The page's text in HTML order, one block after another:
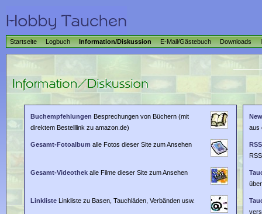
Startseite Logbuch Information/Diskussion E-Mail/Gästebuch Downloads
Buchempfehlungen Besprechungen von Büchern (mit
direktem Bestelllink zu amazon.de)
Gesamt-Fotoalbum alle Fotos dieser Site zum Ansehen
Gesamt-Videothek alle Filme dieser Site zum Ansehen
Linkliste Linkliste zu Basen, Tauchläden, Verbänden usw.
aus